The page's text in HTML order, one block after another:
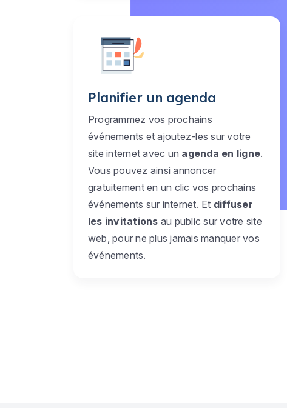
Planifier un agenda
Programmez vos prochains
événements et ajoutez-les sur votre
site internet avec un agenda en ligne.
Vous pouvez ainsi annoncer
gratuitement en un clic vos prochains
événements sur internet. Et diffuser
les invitations au public sur votre site
web, pour ne plus jamais manquer vos
événements.